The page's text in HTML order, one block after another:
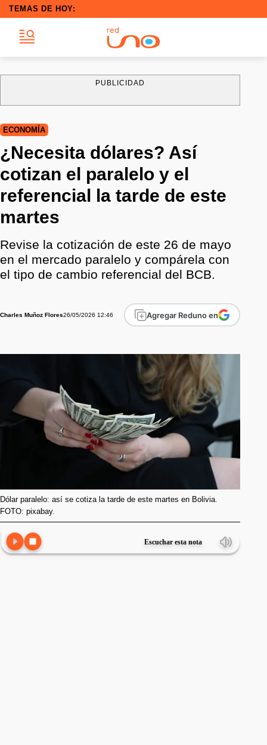
TEMAS DE HOY:
PUBLICIDAD
ECONOMÍA
¿Necesita dólares? Así
cotizan el paralelo y el
referencial la tarde de este
martes
Revise la cotización de este 26 de mayo
en el mercado paralelo y compárela con
el tipo de cambio referencial del BCB.
Charles Muñoz Flores26/05/2026 12:46 Agregar Reduno en
Dólar paralelo: así se cotiza la tarde de este martes en Bolivia.
FOTO: pixabay.
Escuchar esta nota